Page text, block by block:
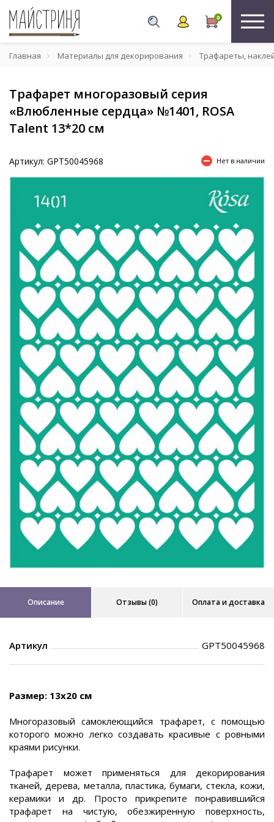
0
Главная Материалы для декорирования Трафареты,
Трафарет многоразовый серия
«Влюбленные сердца» №1401, ROSA
Talent 13*20 см
Артикул: GPТ50045968 Нет в наличии
Описание Отзывы (0) Оплата и доставка
Артикул GPТ50045968
Размер: 13х20 см
Многоразовый самоклеющийся трафарет, с помощью
которого можно легко создавать красивые с ровными
краями рисунки.
Трафарет может применяться для декорирования
тканей, дерева, металла, пластика, бумаги, стекла, кожи,
керамики и др. Просто прикрепите понравившийся
трафарет на чистую, обезжиренную поверхность,